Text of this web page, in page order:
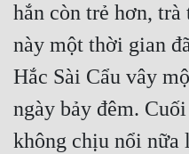
hắn còn trẻ hơn,
này một thời gian
Hắc Sài Cẩu vây
ngày bảy đêm.
không chịu nổi nữa